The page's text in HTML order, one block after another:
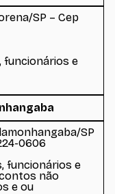
SP – Cep
funcionários e
SP
0606
funcionários e
não
e ou